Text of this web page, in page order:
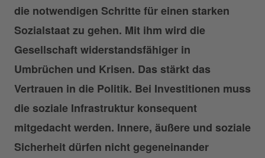
die notwendigen Schritte für einen starken
Sozialstaat zu gehen. Mit ihm wird die
Gesellschaft widerstandsfähiger in
Umbrüchen und Krisen. Das stärkt das
Vertrauen in die Politik. Bei Investitionen muss
die soziale Infrastruktur konsequent
mitgedacht werden. Innere, äußere und soziale
Sicherheit dürfen nicht gegeneinander